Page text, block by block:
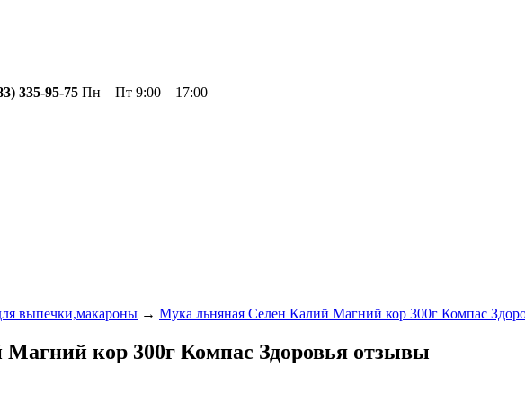
335-95-75 Пн—Пт 9:00—17:00
выпечки,макароны → Мука льняная Селен Калий Магний кор 300г Компас
кор 300г Компас Здоровья отзывы